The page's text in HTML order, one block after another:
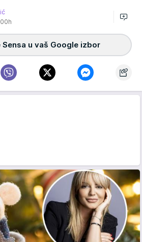
Sensa u vaš Google izbor